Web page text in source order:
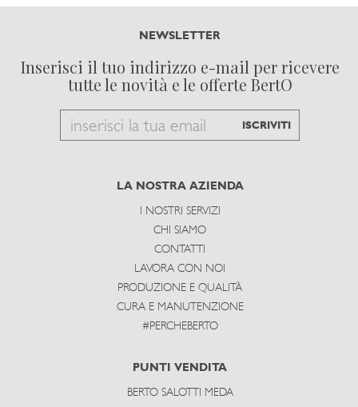
NEWSLETTER
Inserisci il tuo indirizzo e-mail per ricevere
tutte le novità e le offerte BertO
Email
subscribe
ISCRIVITI
LA NOSTRA AZIENDA
I NOSTRI SERVIZI
CHI SIAMO
CONTATTI
LAVORA CON NOI
PRODUZIONE E QUALITÀ
CURA E MANUTENZIONE
#PERCHEBERTO
PUNTI VENDITA
BERTO SALOTTI MEDA